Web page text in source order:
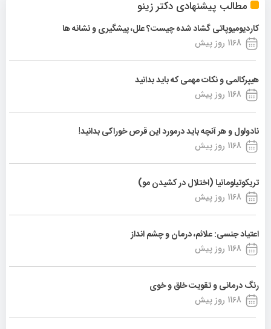
مطالب پیشنهادی دکتر زینو
کاردیومیوپاتی گشاد شده چیست؟ علل، پیشگیری و نشانه ها
1168 روز پیش
هیپرکالمی و نکات مهمی که باید بدانید
1168 روز پیش
نادولول و هر آنچه باید درمورد این قرص خوراکی بدانید!
1168 روز پیش
تریکوتیلومانیا (اختلال در کشیدن مو)
1168 روز پیش
اعتیاد جنسی: علائم، درمان و چشم انداز
1168 روز پیش
رنگ درمانی و تقویت خلق و خوی
1168 روز پیش